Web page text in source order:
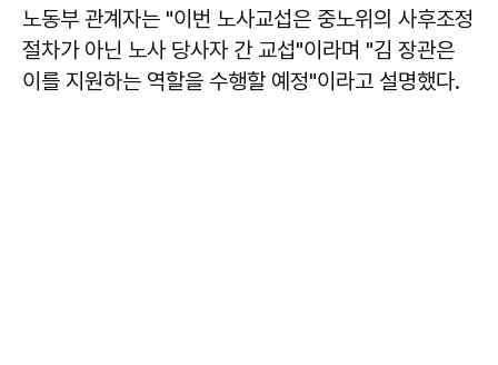
노동부 관계자는 "이번 노사교섭은 중노위의 사후조정
절차가 아닌 노사 당사자 간 교섭"이라며 "김 장관은
이를 지원하는 역할을 수행할 예정"이라고 설명했다.